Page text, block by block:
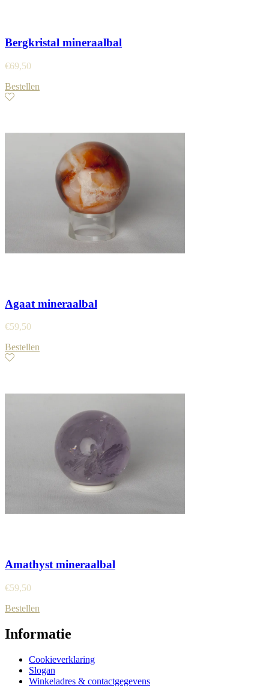
Bergkristal mineraalbal
€69,50
Bestellen
Agaat mineraalbal
€59,50
Bestellen
Amathyst mineraalbal
€59,50
Bestellen
Informatie
Cookieverklaring
Slogan
Winkeladres & contactgegevens